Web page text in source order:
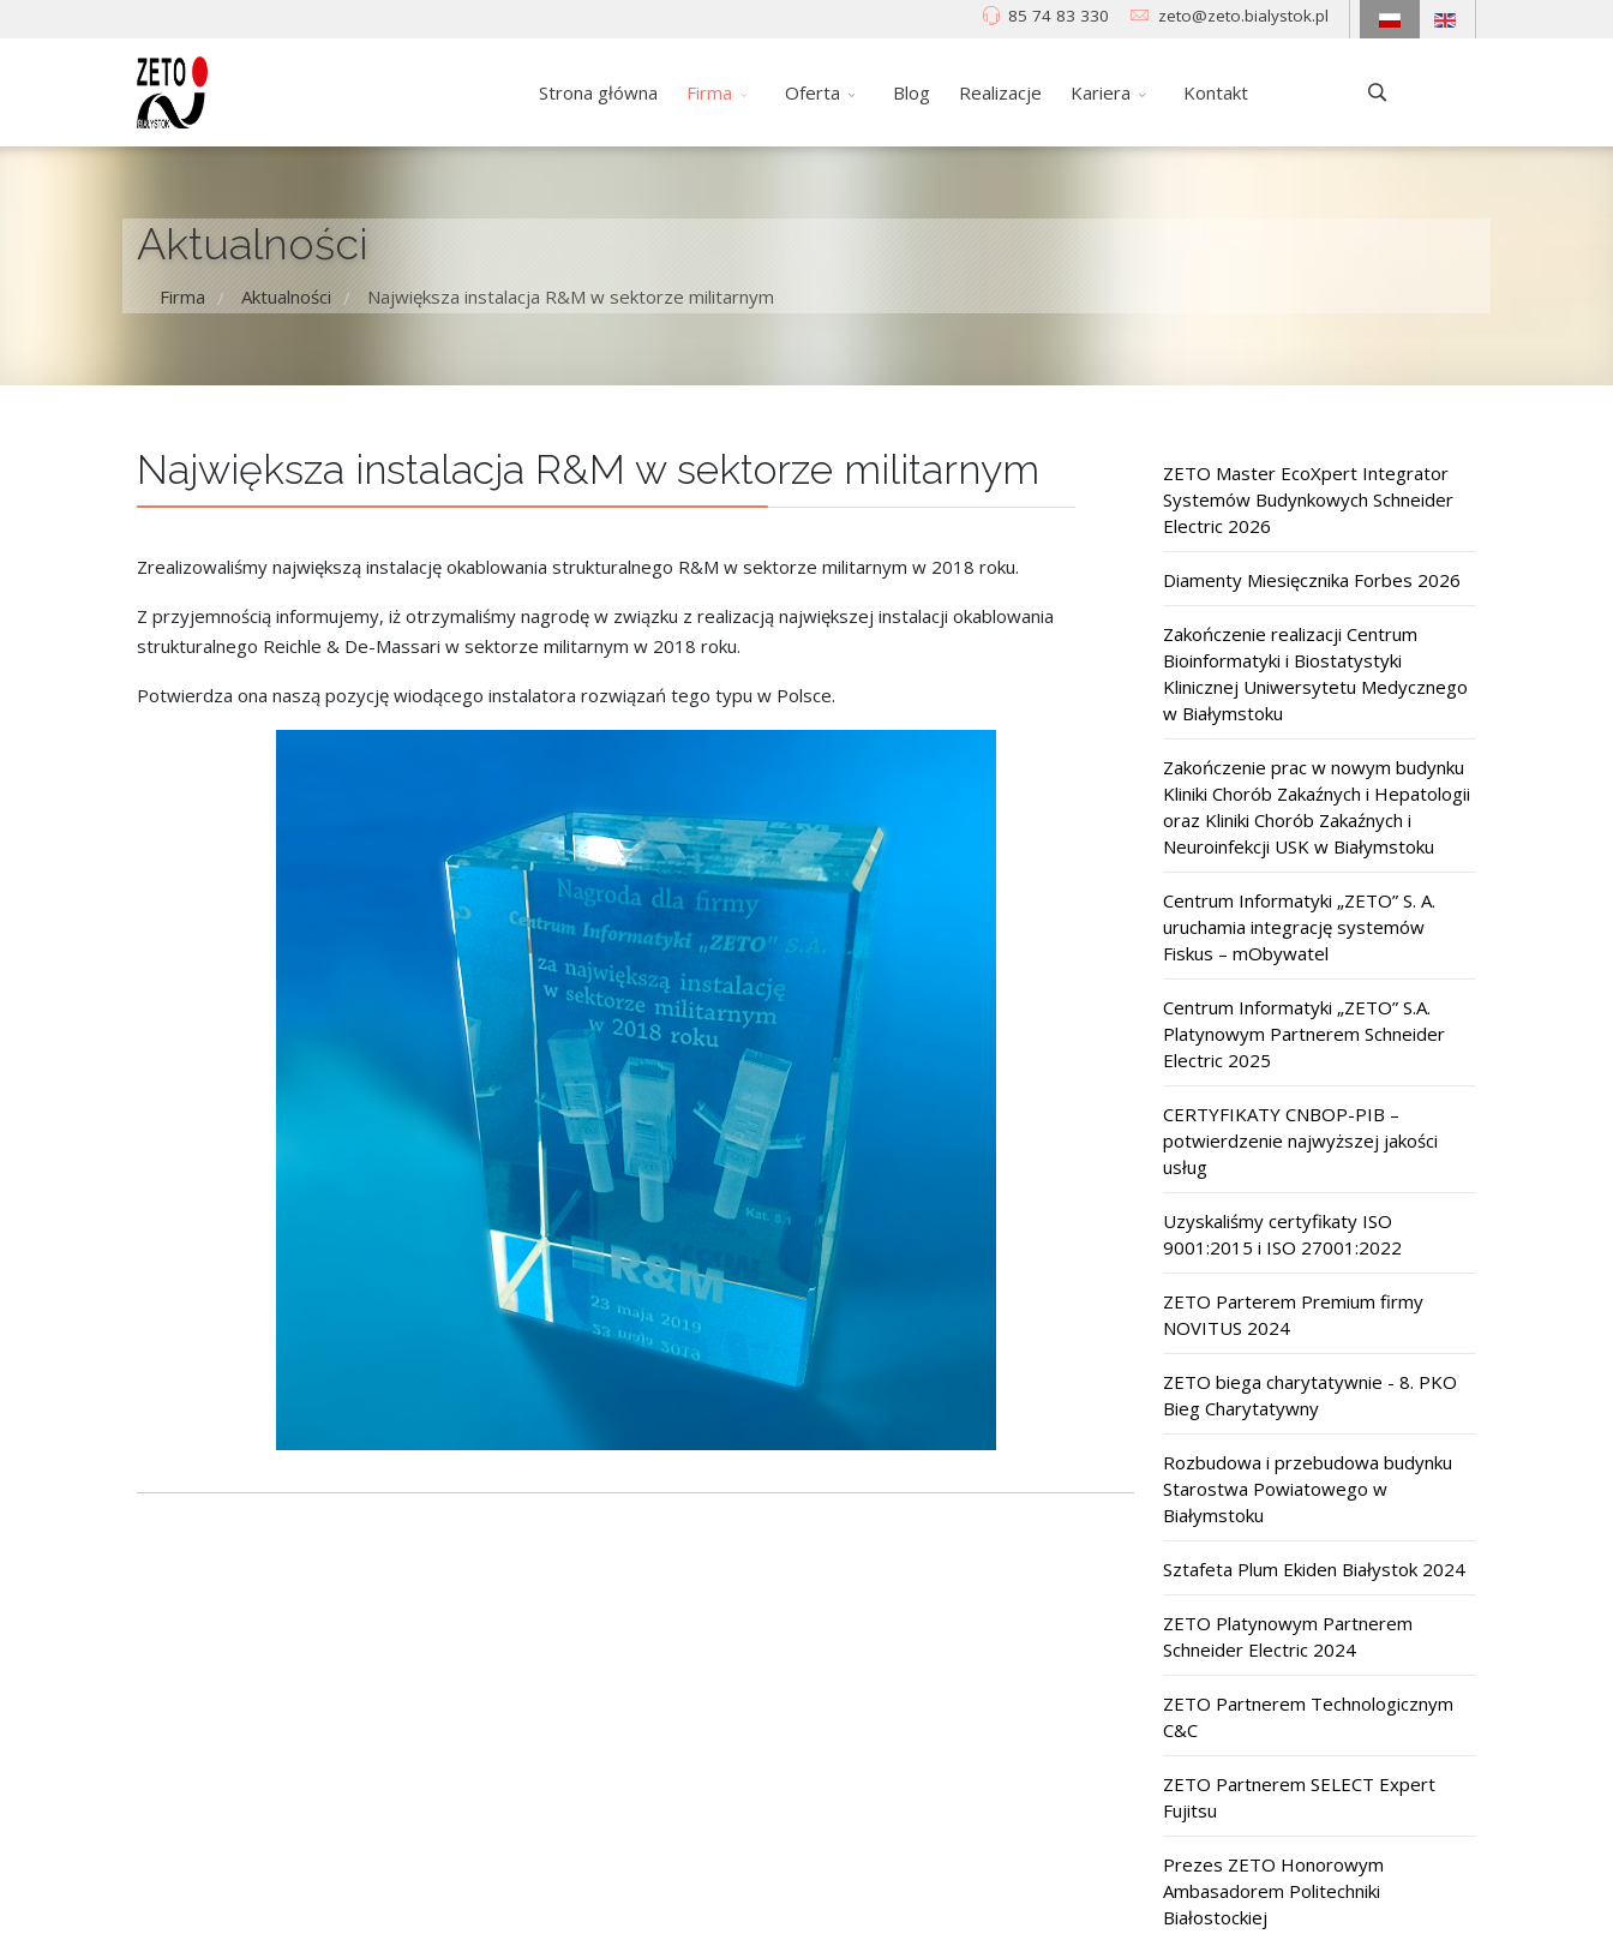
85 74 83 330 zeto@zeto.bialystok.pl
Strona główna Firma Oferta Blog Realizacje Kariera Kontakt
Aktualności
Firma / Aktualności / Największa instalacja R&M w sektorze militarnym
Największa instalacja R&M w sektorze militarnym
Zrealizowaliśmy największą instalację okablowania strukturalnego R&M w sektorze militarnym w 2018 roku.
Z przyjemnością informujemy, iż otrzymaliśmy nagrodę w związku z realizacją największej instalacji okablowania
strukturalnego Reichle & De-Massari w sektorze militarnym w 2018 roku.
Potwierdza ona naszą pozycję wiodącego instalatora rozwiązań tego typu w Polsce.
ZETO Master EcoXpert Integrator
Systemów Budynkowych Schneider
Electric 2026
Diamenty Miesięcznika Forbes 2026
Zakończenie realizacji Centrum
Bioinformatyki i Biostatystyki
Klinicznej Uniwersytetu Medycznego
w Białymstoku
Zakończenie prac w nowym budynku
Kliniki Chorób Zakaźnych i Hepatologii
oraz Kliniki Chorób Zakaźnych i
Neuroinfekcji USK w Białymstoku
Centrum Informatyki „ZETO” S. A.
uruchamia integrację systemów
Fiskus – mObywatel
Centrum Informatyki „ZETO” S.A.
Platynowym Partnerem Schneider
Electric 2025
CERTYFIKATY CNBOP-PIB –
potwierdzenie najwyższej jakości
usług
Uzyskaliśmy certyfikaty ISO
9001:2015 i ISO 27001:2022
ZETO Parterem Premium firmy
NOVITUS 2024
ZETO biega charytatywnie - 8. PKO
Bieg Charytatywny
Rozbudowa i przebudowa budynku
Starostwa Powiatowego w
Białymstoku
Sztafeta Plum Ekiden Białystok 2024
ZETO Platynowym Partnerem
Schneider Electric 2024
ZETO Partnerem Technologicznym
C&C
ZETO Partnerem SELECT Expert
Fujitsu
Prezes ZETO Honorowym
Ambasadorem Politechniki
Białostockiej